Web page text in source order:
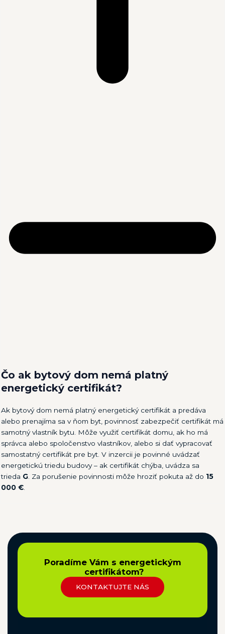
Čo ak bytový dom nemá platný
energetický certifikát?
Ak bytový dom nemá platný energetický certifikát a predáva
alebo prenajíma sa v ňom byt, povinnosť zabezpečiť certifikát má
samotný vlastník bytu. Môže využiť certifikát domu, ak ho má
správca alebo spoločenstvo vlastníkov, alebo si dať vypracovať
samostatný certifikát pre byt. V inzercii je povinné uvádzať
energetickú triedu budovy – ak certifikát chýba, uvádza sa
trieda G . Za porušenie povinnosti môže hroziť pokuta až do 15
000 €
Poradíme Vám s energetickým
certifikátom?
KONTAKTUJTE NÁS